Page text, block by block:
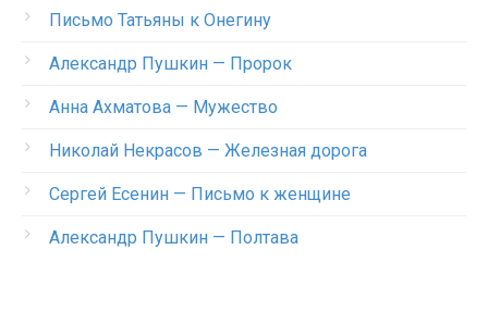
Письмо Татьяны к Онегину
Александр Пушкин — Пророк
Анна Ахматова — Мужество
Николай Некрасов — Железная дорога
Сергей Есенин — Письмо к женщине
Александр Пушкин — Полтава